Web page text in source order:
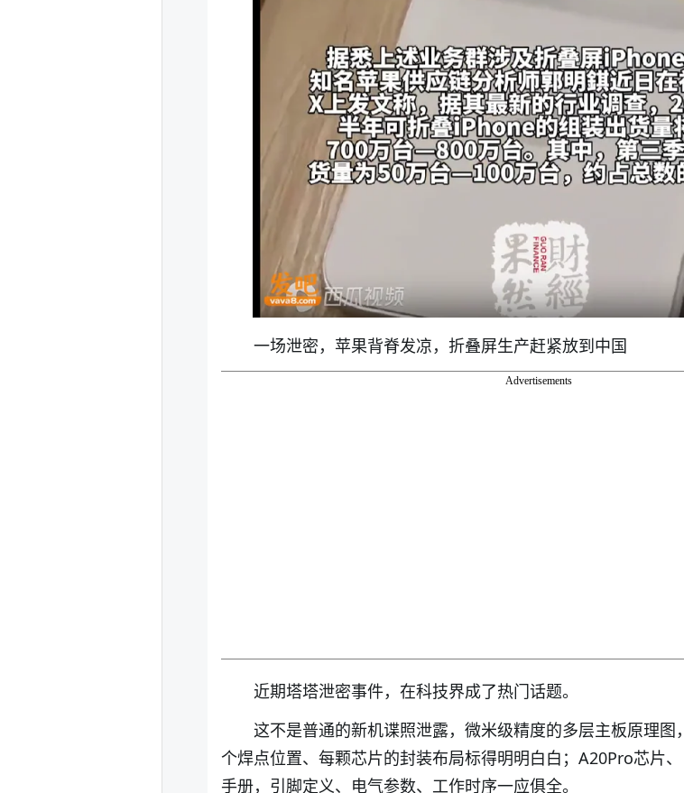
一场泄密，苹果背脊发凉，折叠屏生产赶紧放到中国
Advertisements
近期塔塔泄密事件，在科技界成了热门话题。
这不是普通的新机谍照泄露，微米级精度的多层主板原理图
个焊点位置、每颗芯片的封装布局标得明明白白；A20Pro芯片
手册，引脚定义、电气参数、工作时序一应俱全。